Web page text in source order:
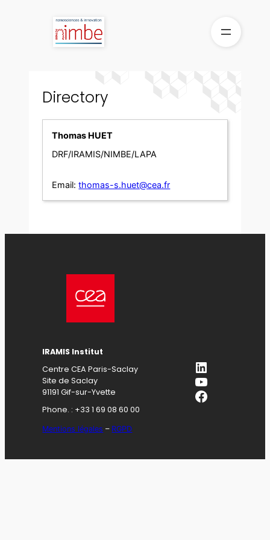
Directory
Thomas HUET
DRF/IRAMIS/NIMBE/LAPA
Email: thomas-s.huet@cea.fr
IRAMIS Institut
Centre CEA Paris-Saclay
Site de Saclay
91191 Gif-sur-Yvette
Phone. : +33 1 69 08 60 00
Mentions légales – RGPD
LinkedIn
YouTube
Facebook